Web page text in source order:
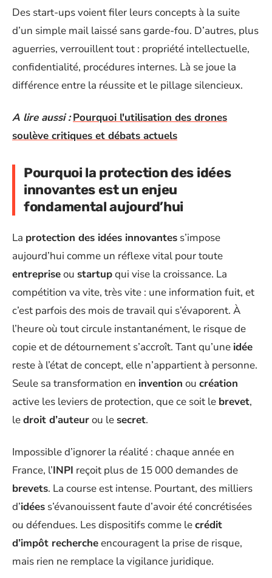
Des start-ups voient filer leurs concepts à la suite
d’un simple mail laissé sans garde-fou. D’autres, plus
aguerries, verrouillent tout : propriété intellectuelle,
confidentialité, procédures internes. Là se joue la
différence entre la réussite et le pillage silencieux.
A lire aussi : Pourquoi l'utilisation des drones
soulève critiques et débats actuels
Pourquoi la protection des idées
innovantes est un enjeu
fondamental aujourd’hui
La protection des idées innovantes s’impose
aujourd’hui comme un réflexe vital pour toute
entrepriseou startupqui vise la croissance. La
compétition va vite, très vite : une information fuit, et
c’est parfois des mois de travail qui s’évaporent. À
l’heure où tout circule instantanément, le risque de
copie et de détournement s’accroît. Tant qu’une idée
reste à l’état de concept, elle n’appartient à personne.
Seule sa transformation en invention ou création
active les leviers de protection, que ce soit le brevet,
ledroit d’auteurou le secret.
Impossible d’ignorer la réalité : chaque année en
France, l’INPI reçoit plus de 15 000 demandes de
brevets. La course est intense. Pourtant, des milliers
d’idées s’évanouissent faute d’avoir été concrétisées
ou défendues. Les dispositifs comme lecrédit
d’impôt rechercheencouragent la prise de risque,
mais rien ne remplace la vigilance juridique.